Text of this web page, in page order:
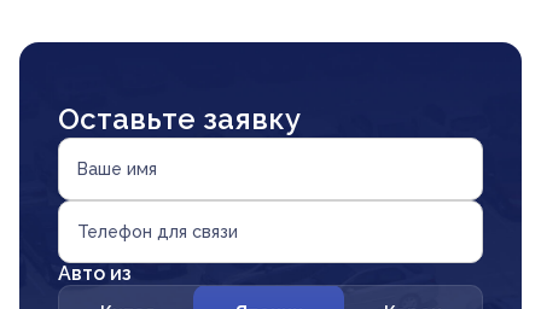
Оставьте заявку
Ваше имя
Телефон для связи
Авто из